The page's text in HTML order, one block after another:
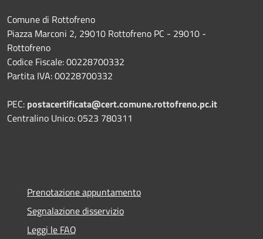
Comune di Rottofreno
Piazza Marconi 2, 29010 Rottofreno PC - 29010 -
Rottofreno
Codice Fiscale: 00228700332
Partita IVA: 00228700332
PEC: postacertificata@cert.comune.rottofreno.pc.it
Centralino Unico: 0523 780311
Prenotazione appuntamento
Segnalazione disservizio
Leggi le FAQ